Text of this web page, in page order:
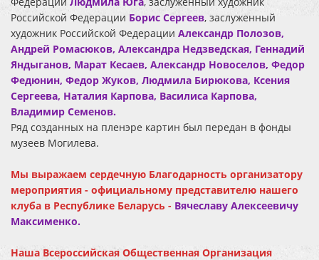
Российской Федерации Борис Сергеев, заслуженный
художник Российской Федерации Александр Полозов,
Андрей Ромасюков, Александра Недзведская, Геннадий
Яндыганов, Марат Кесаев, Александр Новоселов, Федор
Федюнин, Федор Жуков, Людмила Бирюкова, Ксения
Сергеева, Наталия Карпова, Василиса Карпова,
Владимир Семенов.
Ряд созданных на пленэре картин был передан в фонды
музеев Могилева.
Мы выражаем сердечную Благодарность организатору
мероприятия - официальному представителю нашего
клуба в Республике Беларусь - Вячеславу Алексеевичу
Максименко.
Наша Всероссийская Общественная Организация